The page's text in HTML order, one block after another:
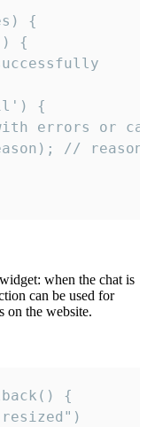
{
{
{
errors or
//
when the chat is
can be used for
on the website.
{